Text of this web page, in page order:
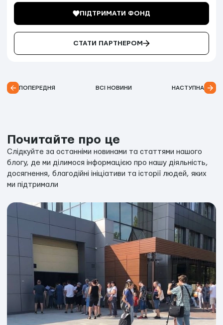
ПІДТРИМАТИ ФОНД
СТАТИ ПАРТНЕРОМ
ПОПЕРЕДНЯ ВСІ НОВИНИ НАСТУПНА
Почитайте про це
Слідкуйте за останніми новинами та статтями нашого
блогу, де ми ділимося інформацією про нашу діяльність,
досягнення, благодійні ініціативи та історії людей, яких
ми підтримали